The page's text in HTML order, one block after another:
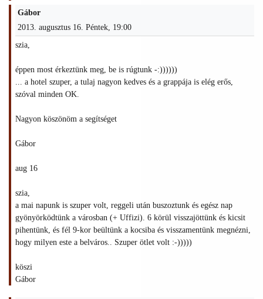
Gábor
2013. augusztus 16. Péntek, 19:00
szia,
éppen most érkeztünk meg, be is rúgtunk -:))))))
... a hotel szuper, a tulaj nagyon kedves és a grappája is elég erős,
szóval minden OK.
Nagyon köszönöm a segítséget
Gábor
aug 16
szia,
a mai napunk is szuper volt, reggeli után buszoztunk és egész nap
gyönyörködtünk a városban (+ Uffizi). 6 körül visszajöttünk és kicsit
pihentünk, és fél 9-kor beültünk a kocsiba és visszamentünk megnézni,
hogy milyen este a belváros.. Szuper ötlet volt :-)))))
köszi
Gábor